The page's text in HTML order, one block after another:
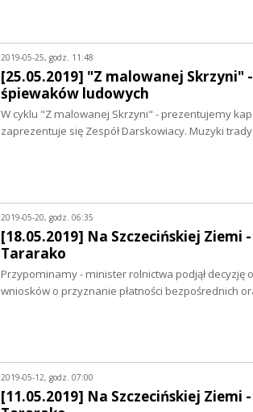
2019-05-25, godz. 11:48
[25.05.2019] "Z malowanej
śpiewaków ludowych
W cyklu "Z malowanej Skrzyni" - prezentujemy
zaprezentuje się Zespół Darskowiacy. Muzyki
2019-05-20, godz. 06:35
[18.05.2019] Na Szczecińskiej Ziemi
Tararako
Przypominamy - minister rolnictwa podjął decyzję
wniosków o przyznanie płatności bezpośrednich
2019-05-12, godz. 07:00
[11.05.2019] Na Szczecińskiej Ziemi